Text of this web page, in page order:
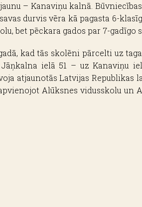
– Kanaviņu kalnā.
durvis vēra kā pagasta 6-
bet pēckara gados par 7-gadīgo
kad tās skolēni pārcelti uz
ielā 51 – uz Kanaviņu
atjaunotās Latvijas Republikas
Alūksnes vidusskolu